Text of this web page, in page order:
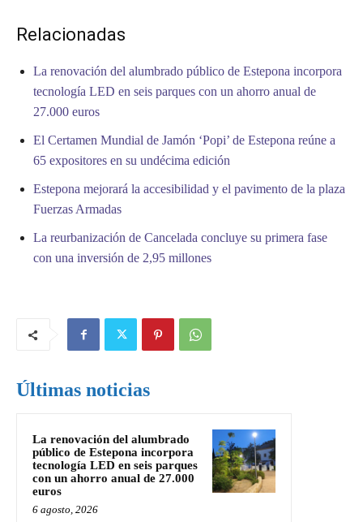
Relacionadas
La renovación del alumbrado público de Estepona incorpora
tecnología LED en seis parques con un ahorro anual de
27.000 euros
El Certamen Mundial de Jamón ‘Popi’ de Estepona reúne a
65 expositores en su undécima edición
Estepona mejorará la accesibilidad y el pavimento de la plaza
Fuerzas Armadas
La reurbanización de Cancelada concluye su primera fase
con una inversión de 2,95 millones
Últimas noticias
La renovación del alumbrado
público de Estepona incorpora
tecnología LED en seis parques
con un ahorro anual de 27.000
euros
6 agosto, 2026